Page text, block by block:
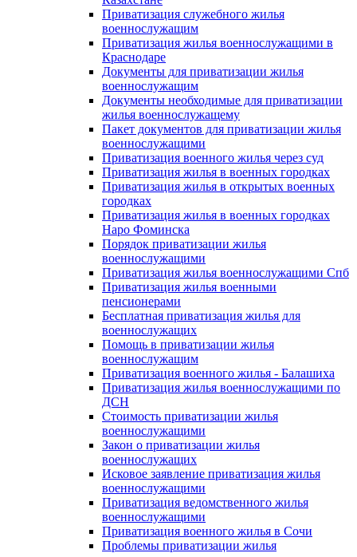
Приватизация служебного жилья
военнослужащим
Приватизация жилья военнослужащими в
Краснодаре
Документы для приватизации жилья
военнослужащим
Документы необходимые для приватизации
жилья военнослужащему
Пакет документов для приватизации жилья
военнослужащими
Приватизация военного жилья через суд
Приватизация жилья в военных городках
Приватизация жилья в открытых военных
городках
Приватизация жилья в военных городках
Наро Фоминска
Порядок приватизации жилья
военнослужащими
Приватизация жилья военнослужащими Спб
Приватизация жилья военными
пенсионерами
Бесплатная приватизация жилья для
военнослужащих
Помощь в приватизации жилья
военнослужащим
Приватизация военного жилья - Балашиха
Приватизация жилья военнослужащими по
ДСН
Стоимость приватизации жилья
военнослужащими
Закон о приватизации жилья
военнослужащих
Исковое заявление приватизация жилья
военнослужащими
Приватизация ведомственного жилья
военнослужащими
Приватизация военного жилья в Сочи
Проблемы приватизации жилья